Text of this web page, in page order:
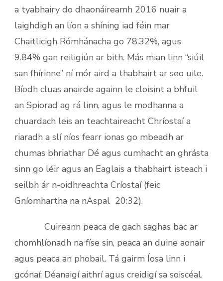
a tyabhairy do dhaonáireamh 2016 nuair a
laighdigh an líon a shíning iad féin mar
Chaitlicigh Rómhánacha go 78.32%, agus
9.84% gan reiligiún ar bith. Más mian linn “siúil
san fhírinne” ní mór aird a thabhairt ar seo uile.
Bíodh cluas anairde againn le cloisint a bhfuil
an Spiorad ag rá linn, agus le modhanna a
chuardach leis an teachtaireacht Chríostaí a
riaradh a slí níos fearr ionas go mbeadh ar
chumas bhriathar Dé agus cumhacht an ghrásta
sinn go léir agus an Eaglais a thabhairt isteach i
seilbh ár n-oidhreachta Críostaí (feic
Gníomhartha na nAspal 20:32).
Cuireann peaca de gach saghas bac ar
chomhlíonadh na físe sin, peaca an duine aonair
agus peaca an phobail. Tá gairm Íosa linn i
gcónaí: Déanaigí aithrí agus creidigí sa soiscéal.